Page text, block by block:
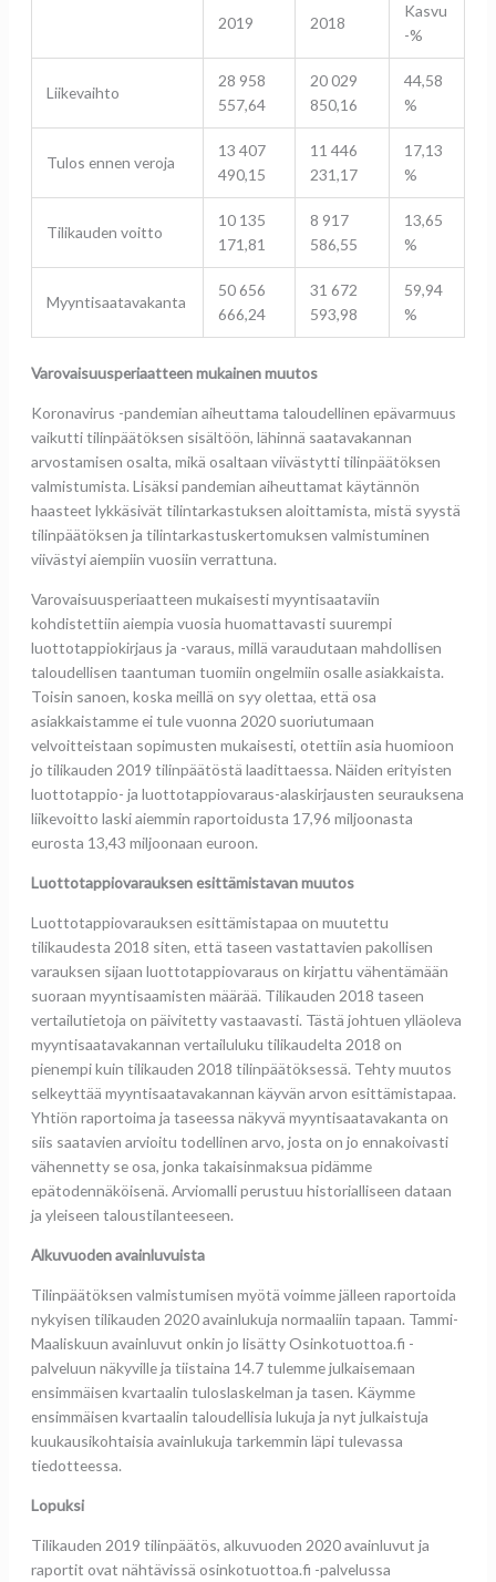
2019 2018
Kasvu
-%
Liikevaihto
28 958
557,64
20 029
850,16
44,58
%
Tulos ennen veroja
13 407
490,15
11 446
231,17
17,13
%
Tilikauden voitto
10 135
171,81
8 917
586,55
13,65
%
Myyntisaatavakanta
50 656
666,24
31 672
593,98
59,94
%
Varovaisuusperiaatteen mukainen muutos
Koronavirus -pandemian aiheuttama taloudellinen epävarmuus
vaikutti tilinpäätöksen sisältöön, lähinnä saatavakannan
arvostamisen osalta, mikä osaltaan viivästytti tilinpäätöksen
valmistumista. Lisäksi pandemian aiheuttamat käytännön
haasteet lykkäsivät tilintarkastuksen aloittamista, mistä syystä
tilinpäätöksen ja tilintarkastuskertomuksen valmistuminen
viivästyi aiempiin vuosiin verrattuna.
Varovaisuusperiaatteen mukaisesti myyntisaataviin
kohdistettiin aiempia vuosia huomattavasti suurempi
luottotappiokirjaus ja -varaus, millä varaudutaan mahdollisen
taloudellisen taantuman tuomiin ongelmiin osalle asiakkaista.
Toisin sanoen, koska meillä on syy olettaa, että osa
asiakkaistamme ei tule vuonna 2020 suoriutumaan
velvoitteistaan sopimusten mukaisesti, otettiin asia huomioon
jo tilikauden 2019 tilinpäätöstä laadittaessa. Näiden erityisten
luottotappio- ja luottotappiovaraus-alaskirjausten seurauksena
liikevoitto laski aiemmin raportoidusta 17,96 miljoonasta
eurosta 13,43 miljoonaan euroon.
Luottotappiovarauksen esittämistavan muutos
Luottotappiovarauksen esittämistapaa on muutettu
tilikaudesta 2018 siten, että taseen vastattavien pakollisen
varauksen sijaan luottotappiovaraus on kirjattu vähentämään
suoraan myyntisaamisten määrää. Tilikauden 2018 taseen
vertailutietoja on päivitetty vastaavasti. Tästä johtuen ylläoleva
myyntisaatavakannan vertailuluku tilikaudelta 2018 on
pienempi kuin tilikauden 2018 tilinpäätöksessä. Tehty muutos
selkeyttää myyntisaatavakannan käyvän arvon esittämistapaa.
Yhtiön raportoima ja taseessa näkyvä myyntisaatavakanta on
siis saatavien arvioitu todellinen arvo, josta on jo ennakoivasti
vähennetty se osa, jonka takaisinmaksua pidämme
epätodennäköisenä. Arviomalli perustuu historialliseen dataan
ja yleiseen taloustilanteeseen.
Alkuvuoden avainluvuista
Tilinpäätöksen valmistumisen myötä voimme jälleen raportoida
nykyisen tilikauden 2020 avainlukuja normaaliin tapaan. Tammi-
Maaliskuun avainluvut onkin jo lisätty Osinkotuottoa.fi -
palveluun näkyville ja tiistaina 14.7 tulemme julkaisemaan
ensimmäisen kvartaalin tuloslaskelman ja tasen. Käymme
ensimmäisen kvartaalin taloudellisia lukuja ja nyt julkaistuja
kuukausikohtaisia avainlukuja tarkemmin läpi tulevassa
tiedotteessa.
Lopuksi
Tilikauden 2019 tilinpäätös, alkuvuoden 2020 avainluvut ja
raportit ovat nähtävissä osinkotuottoa.fi -palvelussa